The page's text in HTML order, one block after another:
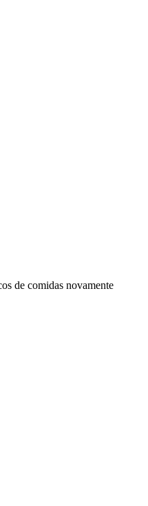
de comidas novamente